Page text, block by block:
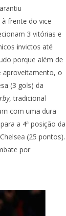
frente do vice-
3 vitórias e
invictos até
porque além de
aproveitamento, o
(3 gols) da
, tradicional
com uma dura
a 4ª posição da
(25 pontos).
por